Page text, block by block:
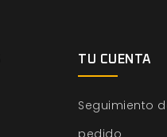
TU CUENTA
Seguimiento
pedido